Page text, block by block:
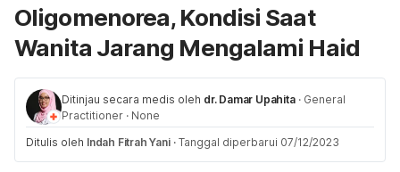
Oligomenorea, Kondisi Saat
Wanita Jarang Mengalami Haid
Ditinjau secara medis oleh dr. Damar Upahita · General
Practitioner · None
Ditulis oleh Indah Fitrah Yani · Tanggal diperbarui 07/12/2023